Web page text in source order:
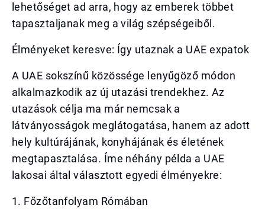
lehetőséget ad arra, hogy az emberek többet
tapasztaljanak meg a világ szépségeiből.
Élményeket keresve: Így utaznak a UAE expatok
A UAE sokszínű közössége lenyűgöző módon
alkalmazkodik az új utazási trendekhez. Az
utazások célja ma már nemcsak a
látványosságok meglátogatása, hanem az adott
hely kultúrájának, konyhájának és életének
megtapasztalása. Íme néhány példa a UAE
lakosai által választott egyedi élményekre:
1. Főzőtanfolyam Rómában